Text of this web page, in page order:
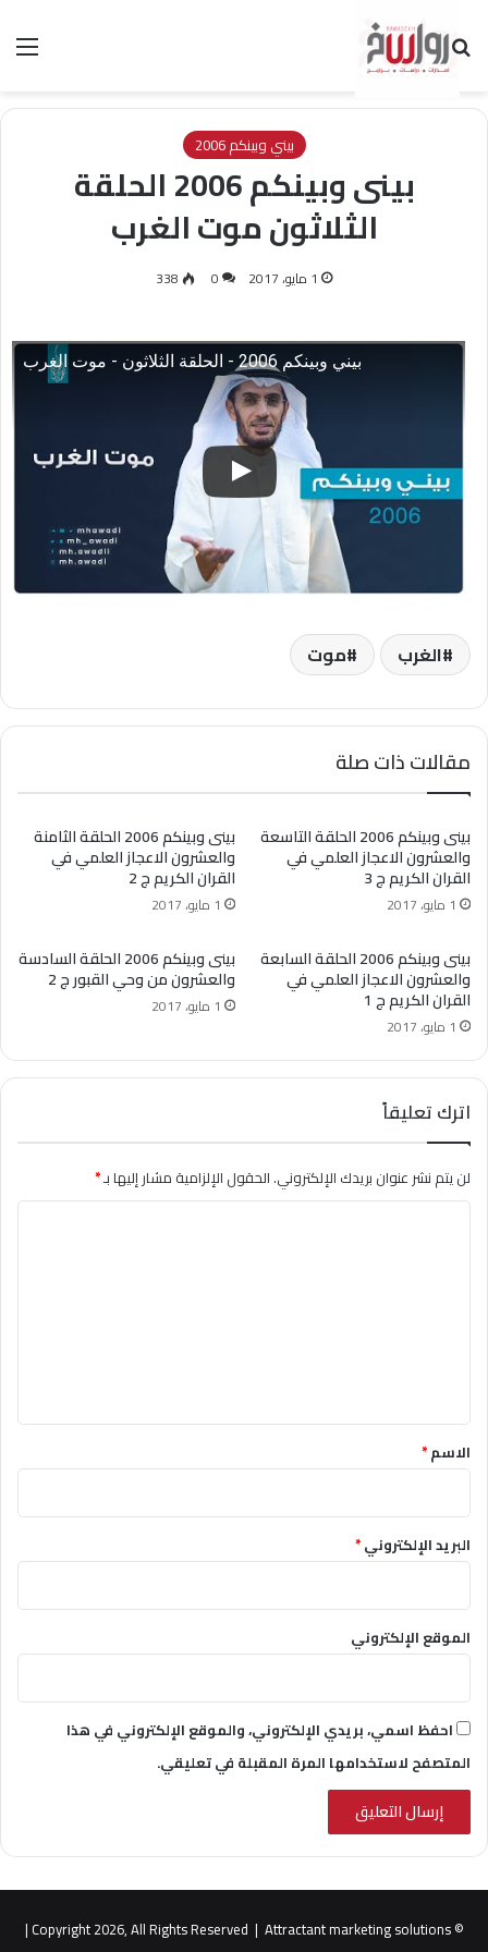
بحث عن
بيني وبينكم 2006
بينى وبينكم 2006 الحلقة
الثلاثون موت الغرب
1 مايو، 2017 0
338
بيني وبينكم 2006 - الحلقة الثلاثون - موت الغرب
الغرب موت
مقالات ذات صلة
بينى وبينكم 2006 الحلقة التاسعة
والعشرون الاعجاز العلمي في
القران الكريم ج 3
1 مايو، 2017
بينى وبينكم 2006 الحلقة الثامنة
والعشرون الاعجاز العلمي في
القران الكريم ج 2
1 مايو، 2017
بينى وبينكم 2006 الحلقة السابعة
والعشرون الاعجاز العلمي في
القران الكريم ج 1
1 مايو، 2017
بينى وبينكم 2006 الحلقة السادسة
والعشرون من وحي القبور ج 2
1 مايو، 2017
اترك تعليقاً
لن يتم نشر عنوان بريدك الإلكتروني.الحقول الإلزامية مشار إليها بـ*
*الاسم*
البريد الإلكتروني*
الموقع الإلكتروني
احفظ اسمي، بريدي الإلكتروني، والموقع الإلكتروني في هذا
المتصفح لاستخدامها المرة المقبلة في تعليقي.
© Copyright 2026, All Rights Reserved |
Attractant marketing solutions
|